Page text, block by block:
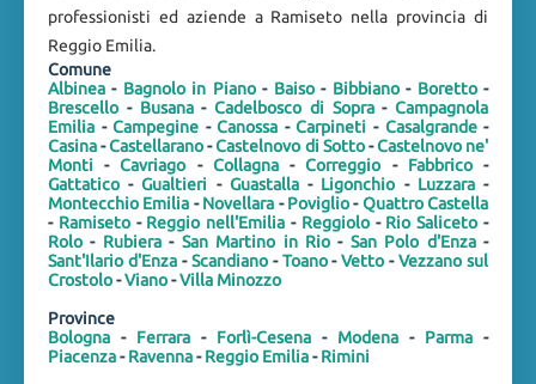
professionisti ed aziende a Ramiseto nella provincia di
Reggio Emilia.
Comune
Albinea - Bagnolo in Piano- Baiso- Bibbiano- Boretto-
Brescello - Busana- Cadelbosco di Sopra- Campagnola
Emilia -Campegine -Canossa -Carpineti - Casalgrande-
Casina-Castellarano-Castelnovo di Sotto-Castelnovo ne'
Monti -Cavriago - Collagna-Correggio - Fabbrico-
Gattatico -Gualtieri - Guastalla- Ligonchio - Luzzara-
Montecchio Emilia -Novellara -Poviglio-Quattro Castella
- Ramiseto- Reggio nell'Emilia - Reggiolo- Rio Saliceto -
Rolo - Rubiera- San Martino in Rio- San Polo d'Enza-
Sant'Ilario d'Enza-Scandiano-Toano-Vetto -Vezzano sul
Crostolo-Viano-Villa Minozzo
Province
Bologna - Ferrara - Forlì-Cesena - Modena - Parma -
Piacenza-Ravenna-Reggio Emilia-Rimini